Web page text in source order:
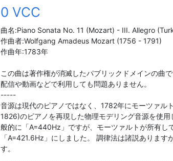
0 VCC
曲名:Piano Sonata No. 11 (Mozart) - III. Allegro
作曲者:Wolfgang Amadeus Mozart (1756 - 1791)
作曲年:1783年
この曲は著作権が消滅したパブリックドメインの曲で
配信や動画などで利用しても問題ありません。
-----
音源は現代のピアノではなく、1782年にモーツァル
1826)のピアノを再現した物理モデリング音源を使
般的に「A=440Hz」ですが、モーツァルトが所有し
「A=421.6Hz」にしました。 調律法は諸説ありま
す。